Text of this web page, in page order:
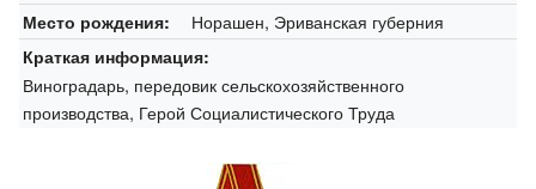
Место рождения: Норашен, Эриванская губерния
Краткая информация:
Виноградарь, передовик сельскохозяйственного
производства, Герой Социалистического Труда